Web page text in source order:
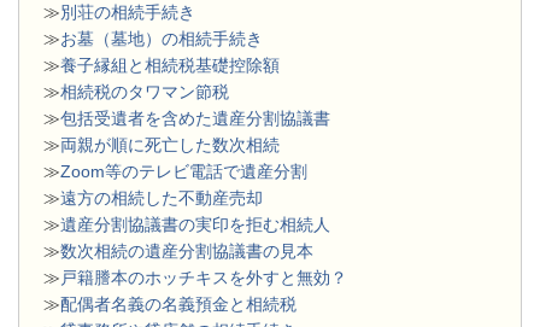
≫別荘の相続手続き
≫お墓（墓地）の相続手続き
≫養子縁組と相続税基礎控除額
≫相続税のタワマン節税
≫包括受遺者を含めた遺産分割協議書
≫両親が順に死亡した数次相続
≫Zoom等のテレビ電話で遺産分割
≫遠方の相続した不動産売却
≫遺産分割協議書の実印を拒む相続人
≫数次相続の遺産分割協議書の見本
≫ 戸籍謄本のホッチキスを外すと無効？
≫配偶者名義の名義預金と相続税